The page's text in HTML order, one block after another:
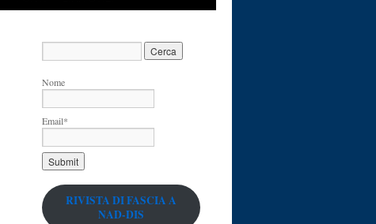
Nome
Email*
RIVISTA DI FASCIA A
NAD-DIS